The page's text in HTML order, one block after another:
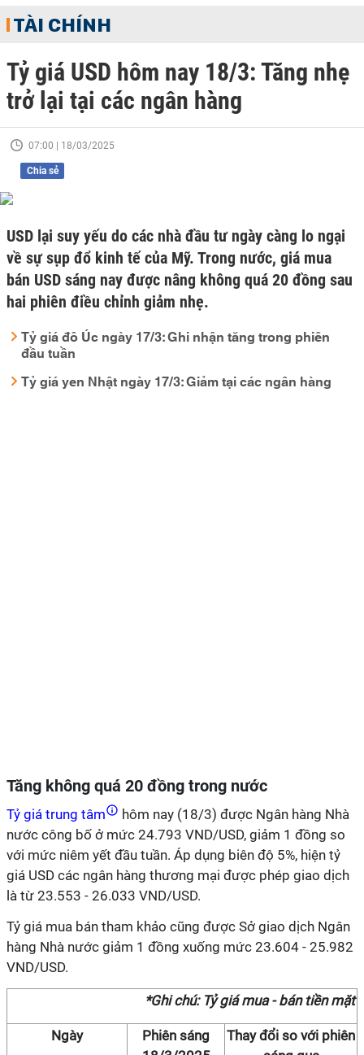
TÀI CHÍNH
Tỷ giá USD hôm nay 18/3: Tăng nhẹ
trở lại tại các ngân hàng
07:00 | 18/03/2025
Chia sẻ
USD lại suy yếu do các nhà đầu tư ngày càng lo ngại
về sự sụp đổ kinh tế của Mỹ. Trong nước, giá mua
bán USD sáng nay được nâng không quá 20 đồng sau
hai phiên điều chỉnh giảm nhẹ.
Tỷ giá đô Úc ngày 17/3: Ghi nhận tăng trong phiên
đầu tuần
Tỷ giá yen Nhật ngày 17/3: Giảm tại các ngân hàng
Tăng không quá 20 đồng trong nước
Tỷ giá trung tâm
hôm nay (18/3) được Ngân hàng Nhà
nước công bố ở mức 24.793 VND/USD, giảm 1 đồng so
với mức niêm yết đầu tuần. Áp dụng biên độ 5%, hiện tỷ
giá USD các ngân hàng thương mại được phép giao dịch
là từ 23.553 - 26.033 VND/USD.
Tỷ giá mua bán tham khảo cũng được Sở giao dịch Ngân
hàng Nhà nước giảm 1 đồng xuống mức 23.604 - 25.982
VND/USD.
*Ghi chú: Tỷ giá mua - bán tiền mặt
Ngày
Phiên sáng
Thay đổi so với phiên